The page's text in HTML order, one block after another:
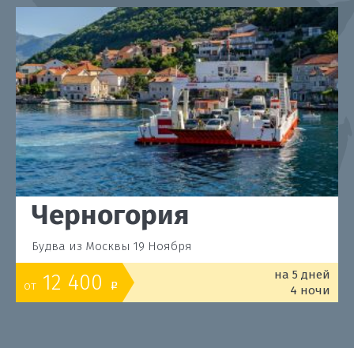
Черногория
Будва из Москвы 19 Ноября
от 12 400 o
на 5 дней
4 ночи